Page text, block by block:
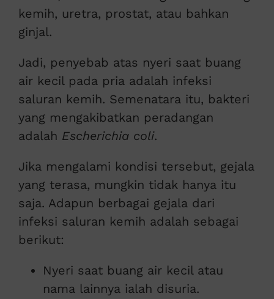
kemih, uretra, prostat, atau bahkan
ginjal.
Jadi, penyebab atas nyeri saat buang
air kecil pada pria adalah infeksi
saluran kemih. Semenatara itu, bakteri
yang mengakibatkan peradangan
adalah Escherichia coli.
Jika mengalami kondisi tersebut, gejala
yang terasa, mungkin tidak hanya itu
saja. Adapun berbagai gejala dari
infeksi saluran kemih adalah sebagai
berikut:
Nyeri saat buang air kecil atau
nama lainnya ialah disuria.